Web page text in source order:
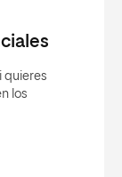
quieres
los